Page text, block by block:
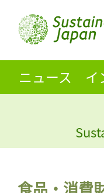
ニュース イ
食品・消費